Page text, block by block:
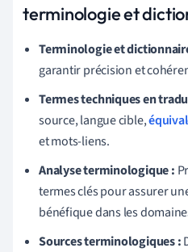
terminologie et
Terminologie et
garantir précision et
Termes techniques en
source, langue cible,
et mots-liens.
Analyse terminologique :
termes clés pour assurer
bénéfique dans les
Sources terminologiques :